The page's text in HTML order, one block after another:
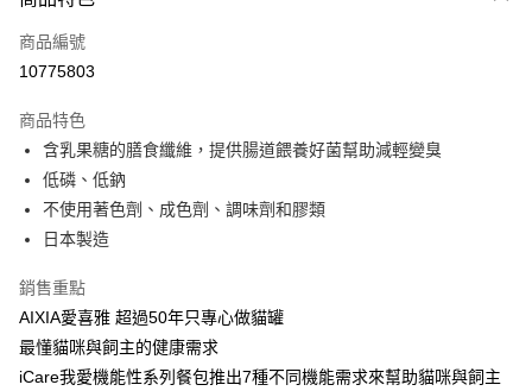
信用卡一次付款
信用卡分期付款
合作金庫商業銀行
華南商業銀行
彰化商業銀行
上海商業儲蓄銀行
國泰世華商業銀行
兆豐國際商業銀行
臺灣中小企業銀行
聯邦商業銀行
元大商業銀行
台新國際商業銀行
台灣樂天信用卡公司
6 期 0 利率 每期
華南商業銀行
上海商業儲蓄銀行
台北富邦商業銀行
國泰世華商業銀行
匯豐（台灣）商業銀行
聯邦商業銀行
元大商業銀行
玉山商業銀行
星展（台灣）商業銀行
LINE Pay
Apple Pay
悠遊付
AFTEE先享後付
相關說明
商品編號
10775803
商品特色
含乳果糖的膳食纖維，提供腸道餵養好菌幫助減輕變臭
低磷、低鈉
不使用著色劑、成色劑、調味劑和膠類
日本製造
銷售重點
AIXIA愛喜雅 超過50年只專心做貓罐
最懂貓咪與飼主的健康需求
iCare我愛機能性系列餐包推出7種不同機能需求來幫助貓咪與飼主